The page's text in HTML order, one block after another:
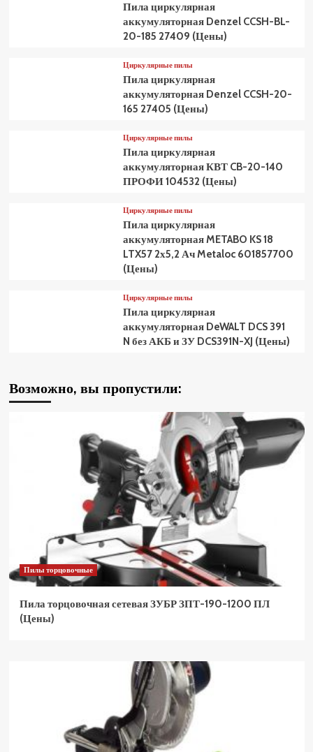
Пила циркулярная
аккумуляторная Denzel CCSH-BL-
20-185 27409 (Цены)
Циркулярные пилы
Пила циркулярная
аккумуляторная Denzel CCSH-20-
165 27405 (Цены)
Циркулярные пилы
Пила циркулярная
аккумуляторная КВТ CB-20-140
ПРОФИ 104532 (Цены)
Циркулярные пилы
Пила циркулярная
аккумуляторная METABO KS 18
LTX57 2х5,2 Ач Metaloc 601857700
(Цены)
Циркулярные пилы
Пила циркулярная
аккумуляторная DeWALT DCS 391
N без АКБ и ЗУ DCS391N-XJ (Цены)
Возможно, вы пропустили:
Пилы торцовочные
Пила торцовочная сетевая ЗУБР ЗПТ-190-1200 ПЛ
(Цены)